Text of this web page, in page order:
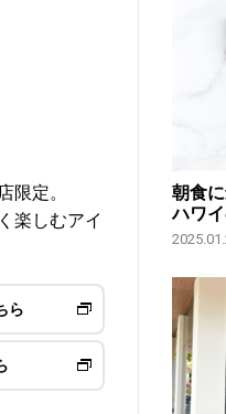
限定。
楽しむアイ
ら
朝食
ハワ